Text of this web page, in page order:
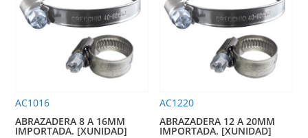
AC1016
ABRAZADERA 8 A 16MM
IMPORTADA. [XUNIDAD]
AC1220
ABRAZADERA 12 A 20MM
IMPORTADA. [XUNIDAD]